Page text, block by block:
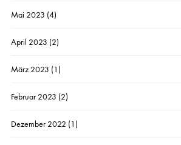
Mai 2023 (4)
April 2023 (2)
März 2023 (1)
Februar 2023 (2)
Dezember 2022 (1)